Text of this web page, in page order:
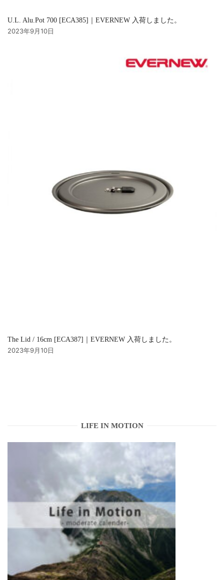
U.L. Alu.Pot 700 [ECA385]｜EVERNEW 入荷しました。
2023年9月10日
The Lid / 16cm [ECA387]｜EVERNEW 入荷しました。
2023年9月10日
LIFE IN MOTION